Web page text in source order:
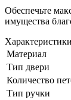
Обеспечьте
имущества
Характеристики
Материал
Тип двери
Количество
Тип ручки